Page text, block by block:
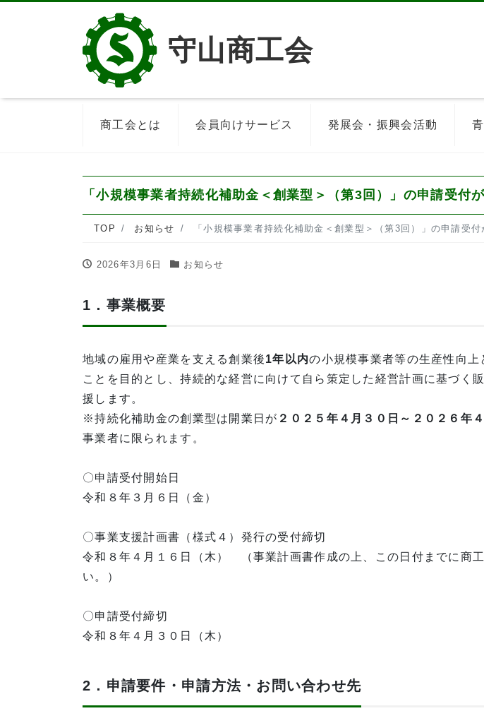
守山商工会
商工会とは 会員向けサービス 発展会・振興会活動
「小規模事業者持続化補助金＜創業型＞（第3回）」の申請受付
TOP お知らせ 「小規模事業者持続化補助金＜創業型＞（第3回）」の申請受付
2026年3月6日 お知らせ
1．事業概要
地域の雇用や産業を支える創業後1年以内の小規模事業者等の生産性向上
ことを目的とし、持続的な経営に向けて自ら策定した経営計画に基づく
援します。
※持続化補助金の創業型は開業日が ２０２５年４月３０日～２０２６年
事業者に限られます。
〇申請受付開始日
令和８年３月６日（金）
〇事業支援計画書（様式４）発行の受付締切
令和８年４月１６日（木） （事業計画書作成の上、この日付までに商
い。）
〇申請受付締切
令和８年４月３０日（木）
2．申請要件・申請方法・お問い合わせ先